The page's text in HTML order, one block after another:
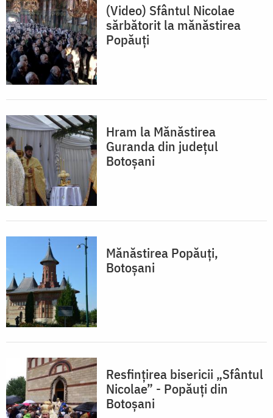
(Video) Sfântul Nicolae
sărbătorit la mănăstirea
Popăuți
Hram la Mănăstirea
Guranda din județul
Botoșani
Mănăstirea Popăuți,
Botoșani
Resfințirea bisericii „Sfântul
Nicolae” - Popăuți din
Botoșani